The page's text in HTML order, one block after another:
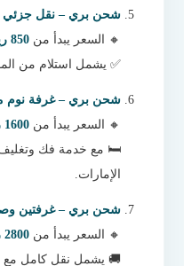
شحن بري – نقل جزئي
🔸 السعر يبدأ من 850 ريال سعودي
✅ يشمل استلام من
شحن بري – غرفة نوم
🔸 السعر يبدأ من 1600 ريال سعودي
🛏️ مع خدمة فك وتغليف
الإمارات.
شحن بري – غرفتين
🔸 السعر يبدأ من 2800 ريال سعودي
🚚 يشمل نقل كامل مع